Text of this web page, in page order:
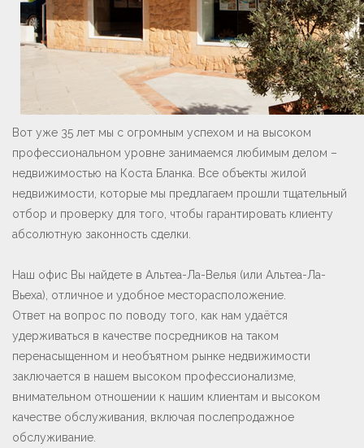
Вот уже 35 лет мы с огромным успехом и на высоком
профессиональном уровне занимаемся любимым делом –
недвижимостью на Коста Бланка. Все объекты жилой
недвижимости, которые мы предлагаем прошли тщательный
отбор и проверку для того, чтобы гарантировать клиенту
абсолютную законность сделки.
Наш офис Вы найдете в Альтеа-Ла-Велья (или Альтеа-Ла-
Вьеха), отличное и удобное месторасположение.
Ответ на вопрос по поводу того, как нам удаётся
удерживаться в качестве посредников на таком
перенасыщенном и необъятном рынке недвижимости
заключается в нашем высоком профессионализме,
внимательном отношении к нашим клиентам и высоком
качестве обслуживания, включая послепродажное
обслуживание.